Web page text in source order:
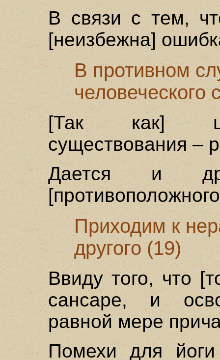
В связи с тем,
[неизбежна]
В противном
человеческого
[Так как]
существования –
Дается и
Приходим к
другого (19)
Ввиду того, что
сансаре, и
равной мере
Помехи для